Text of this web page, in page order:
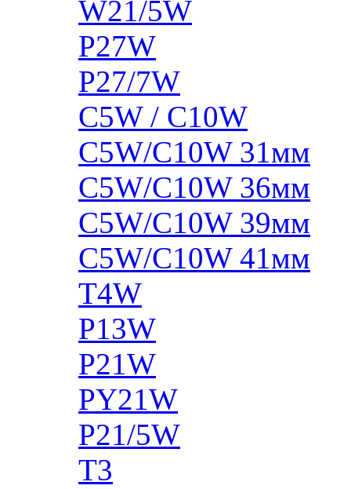
W21/5W
P27W
P27/7W
C5W / C10W
C5W/C10W 31мм
C5W/C10W 36мм
C5W/C10W 39мм
C5W/C10W 41мм
T4W
P13W
P21W
PY21W
P21/5W
T3